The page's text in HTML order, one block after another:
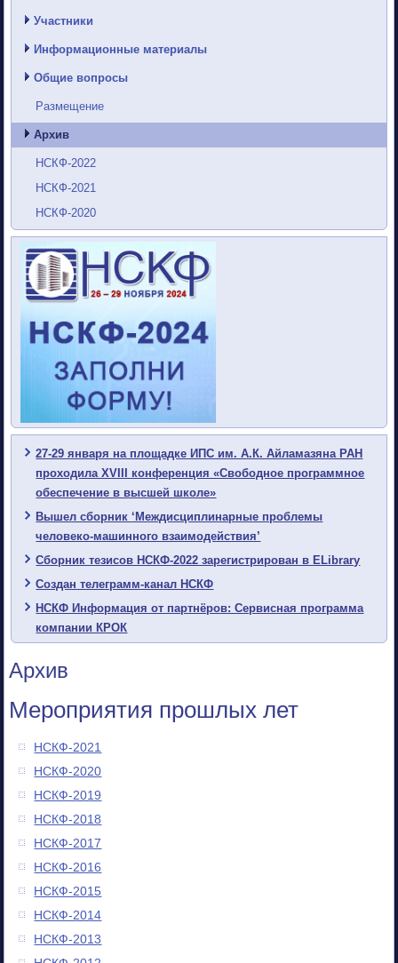
Участники
Информационные материалы
Общие вопросы
Размещение
Архив
НСКФ-2022
НСКФ-2021
НСКФ-2020
27-29 января на площадке ИПС им. А.К. Айламазяна РАН
проходила XVIII конференция «Свободное программное
обеспечение в высшей школе»
Вышел сборник ‘Междисциплинарные проблемы
человеко-машинного взаимодействия’
Сборник тезисов НСКФ-2022 зарегистрирован в ELibrary
Создан телеграмм-канал НСКФ
НСКФ Информация от партнёров: Сервисная программа
компании КРОК
Архив
Мероприятия прошлых лет
НСКФ-2021
НСКФ-2020
НСКФ-2019
НСКФ-2018
НСКФ-2017
НСКФ-2016
НСКФ-2015
НСКФ-2014
НСКФ-2013